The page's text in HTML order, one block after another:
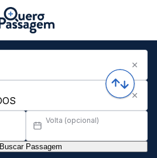
Volta (opcional)
Buscar Passagem